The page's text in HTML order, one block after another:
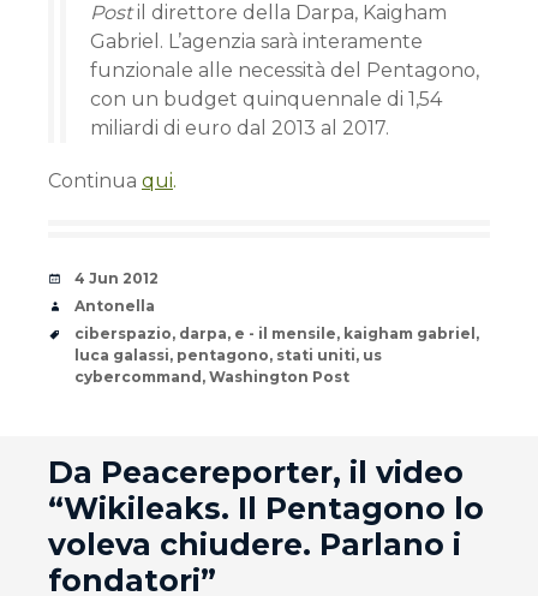
Postil direttore della Darpa, Kaigham
Gabriel. L’agenzia sarà interamente
funzionale alle necessità del Pentagono,
con un budget quinquennale di 1,54
miliardi di euro dal 2013 al 2017.
Continua qui.
Date
4 Jun 2012
Author
Antonella
Tags
ciberspazio, darpa, e - il mensile, kaigham gabriel ,
luca galassi, pentagono, stati uniti, us
cybercommand , Washington Post
Da Peacereporter, il video
“Wikileaks. Il Pentagono lo
voleva chiudere. Parlano i
fondatori”